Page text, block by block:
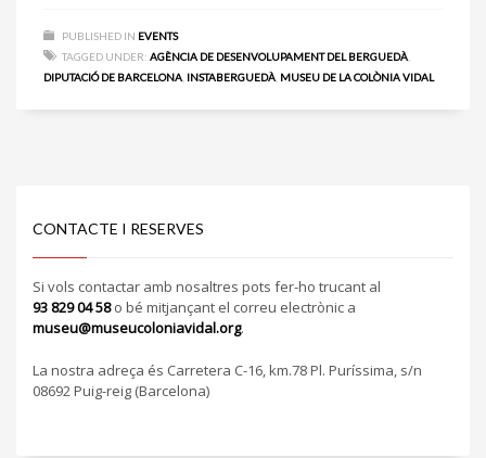
PUBLISHED IN EVENTS
TAGGED UNDER: AGÈNCIA DE DESENVOLUPAMENT DEL BERGUEDÀ
DIPUTACIÓ DE BARCELONA INSTABERGUEDÀ MUSEU DE LA COLÒNIA VIDAL
CONTACTE I RESERVES
Si vols contactar amb nosaltres pots fer-ho trucant al
93 829 04 58o bé mitjançant el correu electrònic a
museu@museucoloniavidal.org.
La nostra adreça és Carretera C-16, km.78 Pl. Puríssima, s/n
08692 Puig-reig (Barcelona)